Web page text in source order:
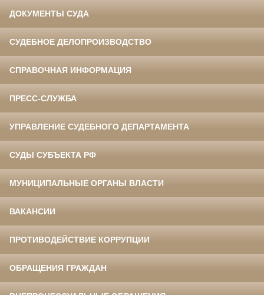
ДОКУМЕНТЫ СУДА
СУДЕБНОЕ ДЕЛОПРОИЗВОДСТВО
СПРАВОЧНАЯ ИНФОРМАЦИЯ
ПРЕСС-СЛУЖБА
УПРАВЛЕНИЕ СУДЕБНОГО ДЕПАРТАМЕНТА
СУДЫ СУБЪЕКТА РФ
МУНИЦИПАЛЬНЫЕ ОРГАНЫ ВЛАСТИ
ВАКАНСИИ
ПРОТИВОДЕЙСТВИЕ КОРРУПЦИИ
ОБРАЩЕНИЯ ГРАЖДАН